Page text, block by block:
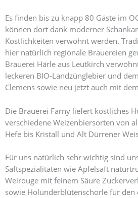
Es finden bis zu knapp 80 Gäste im
können dort dank moderner
Köstlichkeiten verwöhnt werden.
hier natürlich regionale Brauereien
Brauerei Härle aus Leutkirch
leckeren BIO-Landzünglebier und
Clemens sowie neu jetzt auch mit
Die Brauerei Farny liefert köstliches
verschiedene Weizenbiersorten von
Hefe bis Kristall und Alt Dürrener
Für uns natürlich sehr wichtig sind
Saftspezialitäten wie Apfelsaft
Weirouge mit feinem Säure
sowie Holunderblütenschorle für den